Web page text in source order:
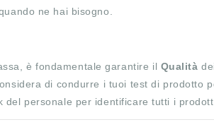
ne hai bisogno.
è fondamentale garantire il Qualità
di condurre i tuoi test di prodotto
personale per identificare tutti i